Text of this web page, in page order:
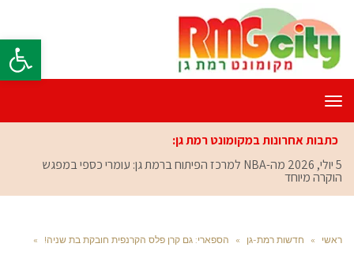
פתח
תפריט
כתבות אחרונות במקומונט רמת גן:
5 יולי, 2026
מה-NBA למרכז הפיתוח ברמת גן: עומרי כספי במפגש
הוקרה מיוחד
ראשי » חדשות רמת-גן » הספארי: גם קרן פלס הקרנפית חובקת בת שניה! »